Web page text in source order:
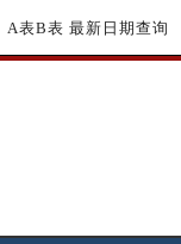
表B表 最新日期查询